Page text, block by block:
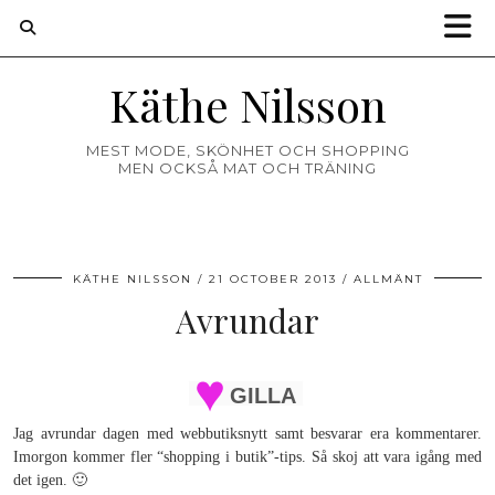
Käthe Nilsson
MEST MODE, SKÖNHET OCH SHOPPING
MEN OCKSÅ MAT OCH TRÄNING
KÄTHE NILSSON 21 OCTOBER 2013 ALLMÄNT
Avrundar
GILLA
Jag avrundar dagen med webbutiksnytt samt besvarar era kommentarer.
Imorgon kommer fler “shopping i butik”-tips. Så skoj att vara igång med
det igen. 🙂